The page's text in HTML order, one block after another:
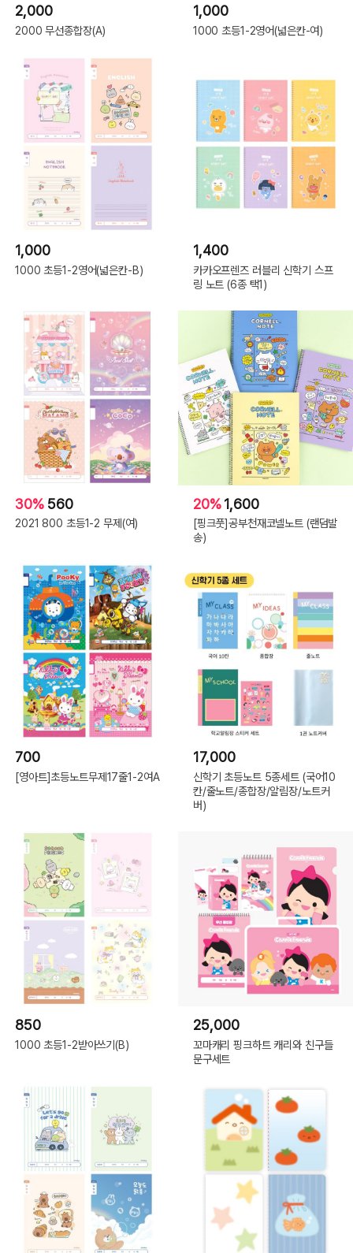
2,000
2000 무선종합장(A)
1,000
1000 초등1-2영어(넓은칸-여)
1,000
1000 초등1-2영어(넓은칸-B)
1,400
카카오프렌즈 러블리 신학기 스프
링 노트 (6종 택1)
30% 560
2021 800 초등1-2 무제(여)
20%1,600
[핑크풋]공부천재코넬노트 (랜덤발
송)
700
[영아트]초등노트무제17줄1-2여A
17,000
신학기 초등노트 5종세트 (국어10
칸/줄노트/종합장/알림장/노트커
버)
850
1000 초등1-2받아쓰기(B)
25,000
꼬마캐리 핑크하트 캐리와 친구들
문구세트